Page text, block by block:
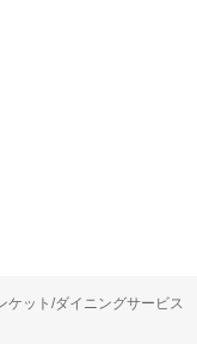
ット/ダイニングサービス